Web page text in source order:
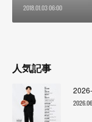
2018.01.03 06:00
人気記事